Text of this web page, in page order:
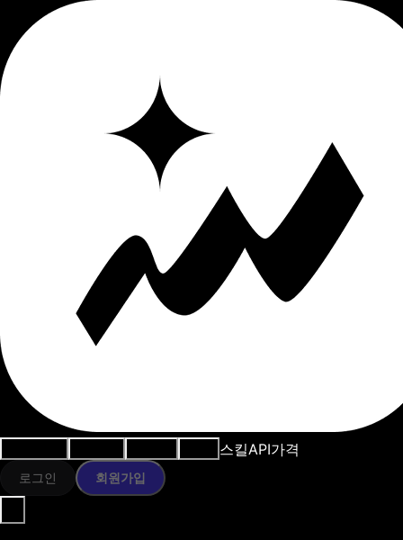
스킬API가격
로그인 회원가입